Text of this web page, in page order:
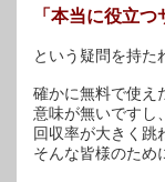
「本当に役立つ
という疑問を持た
確かに無料で使え
意味が無いですし
回収率が大きく跳
そんな皆様のため